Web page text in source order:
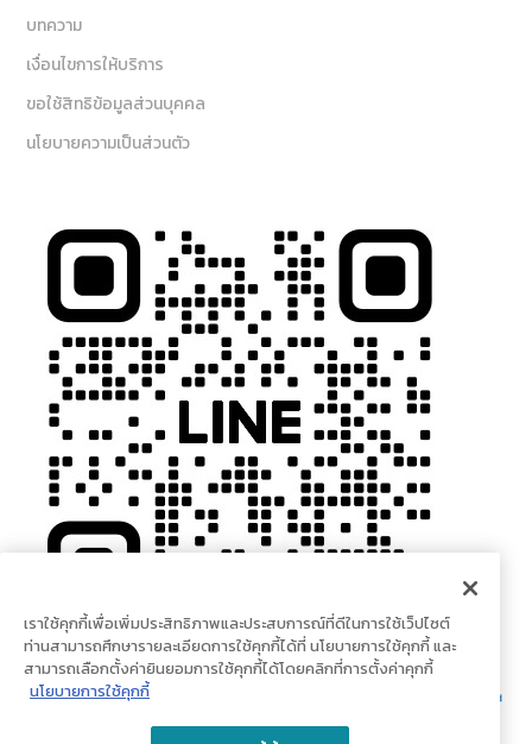
บทความ
เงื่อนไขการให้บริการ
ขอใช้สิทธิข้อมูลส่วนบุคคล
นโยบายความเป็นส่วนตัว
เราใช้คุกกี้เพื่อเพิ่มประสิทธิภาพและประสบการณ์ที่ดีในการใช้เว็ปไซต์
ท่านสามารถศึกษารายละเอียดการใช้คุกกี้ได้ที่ นโยบายการใช้คุกกี้ และ
สามารถเลือกตั้งค่ายินยอมการใช้คุกกี้ได้โดยคลิกที่การตั้งค่าคุกกี้
นโยบายการใช้คุกกี้